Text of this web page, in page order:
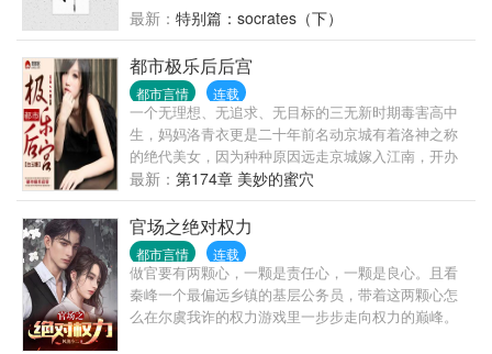
最新： 特别篇：socrates（下）
都市极乐后后宫
都市言情 连载
一个无理想、无追求、无目标的三无新时期毒害高中
生，妈妈洛青衣更是二十年前名动京城有着洛神之称
的绝代美女，因为种种原因远走京城嫁入江南，开办
女子美颜养生的红颜馆，那是女人的天堂！ 意外开启
家传之宝——极乐美人图！一夜蜕变的他踏入了香艳
绝色的极品女神收藏之路！ 无数绝代佳丽粉墨登场！
御姐、女王、温婉美少妇、雍容熟~妇、娇俏少女、纯
情萝~~莉和那有点小邪恶的幼幼甚至于具有发展潜力
埋没的极品女人，用洛草那坏坏的话叫做：“一切都不
是问题，能发展就是硬道理，我们要走宁收错不放过
的全面收藏之路！”
最新： 第174章 美妙的蜜穴
官场之绝对权力
都市言情 连载
做官要有两颗心，一颗是责任心，一颗是良心。且看
秦峰一个最偏远乡镇的基层公务员，带着这两颗心怎
么在尔虞我诈的权力游戏里一步步走向权力的巅峰。